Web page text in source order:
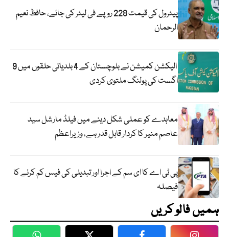
پیٹرول کی قیمت 228 روپے فی لیٹر کی جائے، حافظ نعیم
الرحمان
الیکشن کمیشن نے بلوچستان کے 4 بلدیاتی حلقوں میں 9
اگست کی پولنگ ملتوی کردی
معاہدے کو عملی شکل دینے میں فیلڈ مارشل سید
عاصم منیر کا کردار قابل قدر ہے، وزیراعظم
پی ٹی اے کا ای سم کے اجرا اور تبدیلی کی فیس کم کرنے کا
فیصلہ
ہمیں فالو کریں